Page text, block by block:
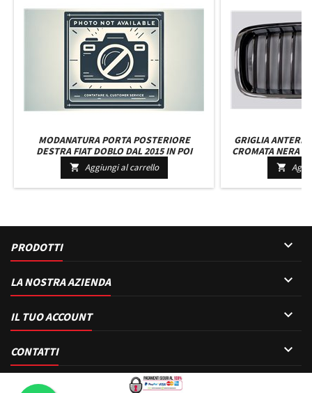
MODANATURA PORTA POSTERIORE
DESTRA FIAT DOBLO DAL 2015 IN POI
 Aggiungi al carrello
GRIGLIA
CROMATA NERA
F31

PRODOTTI 
LA NOSTRA AZIENDA 
IL TUO ACCOUNT 
CONTATTI 